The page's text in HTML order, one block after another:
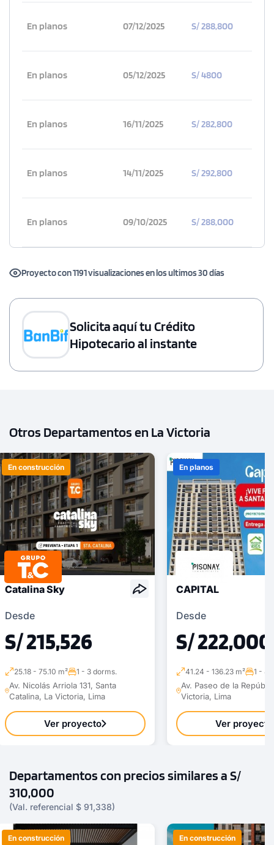
En planos 07/12/2025 S/ 288,800
En planos 05/12/2025 S/ 4800
En planos 16/11/2025 S/ 282,800
En planos 14/11/2025 S/ 292,800
En planos 09/10/2025 S/ 288,000
Proyecto con 1191 visualizaciones en los ultimos 30 días
Solicita aquí tu Crédito
Hipotecario al instante
Otros Departamentos en La Victoria
En construcción
Catalina Sky
Desde
S/ 215,526
25.18 - 75.10 m² 1 - 3 dorms.
Av. Nicolás Arriola 131, Santa
Catalina, La Victoria, Lima
Ver proyecto
En planos
CAPITAL
Desde
S/ 222,000
41.24 - 136.23 m² 1 - 4
Av. Paseo de la
Victoria, Lima
Ver proyecto
Departamentos con precios similares a S/
310,000
(Val. referencial $ 91,338)
En construcción En construcción